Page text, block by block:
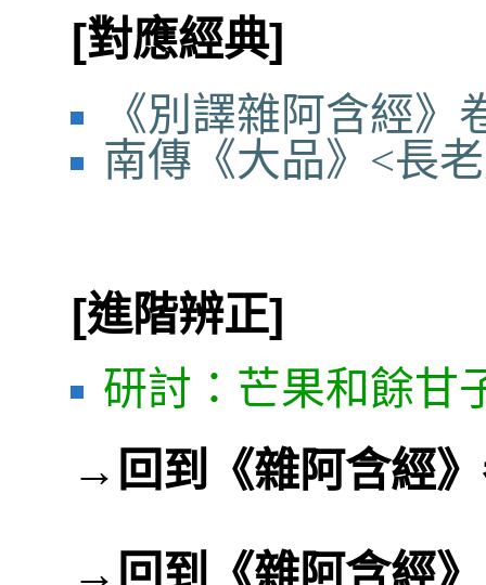
[對應經典]
《別譯雜阿含經》
南傳《大品》<長
[進階辨正]
研討：芒果和餘甘
→ 回到《雜阿含經
→ 回到《雜阿含經》